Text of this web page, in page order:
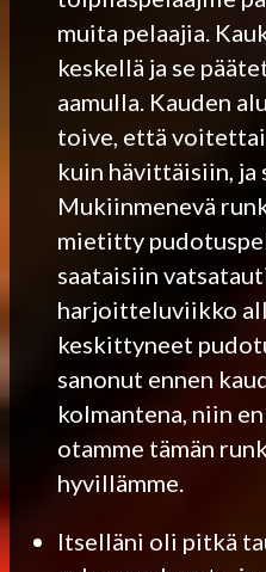
muita pelaajia.
keskellä ja se
aamulla. Kauden
toive, että
kuin hävittäisiin, ja
Mukiinmenevä
mietitty
saataisiin
harjoitteluviikko
keskittyneet
sanonut ennen
kolmantena, niin
otamme tämän
hyvillämme.
Itselläni oli pitkä